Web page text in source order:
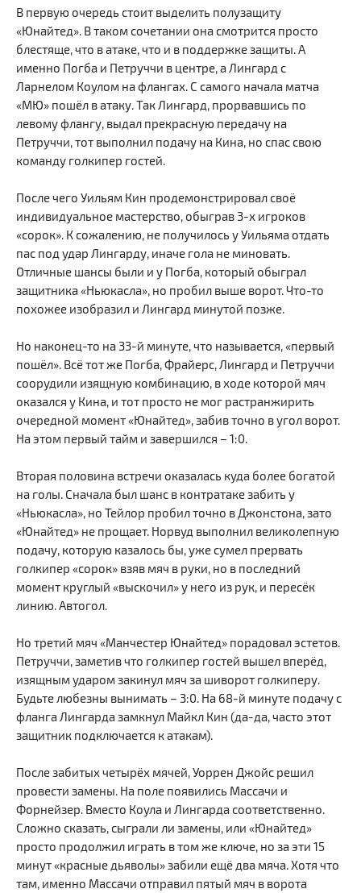
В первую очередь стоит выделить полузащиту
«Юнайтед». В таком сочетании она смотрится просто
блестяще, что в атаке, что и в поддержке защиты. А
именно Погба и Петруччи в центре, а Лингард с
Ларнелом Коулом на флангах. С самого начала матча
«МЮ» пошёл в атаку. Так Лингард, прорвавшись по
левому флангу, выдал прекрасную передачу на
Петруччи, тот выполнил подачу на Кина, но спас свою
команду голкипер гостей.
После чего Уильям Кин продемонстрировал своё
индивидуальное мастерство, обыграв 3-х игроков
«сорок». К сожалению, не получилось у Уильяма отдать
пас под удар Лингарду, иначе гола не миновать.
Отличные шансы были и у Погба, который обыграл
защитника «Ньюкасла», но пробил выше ворот. Что-то
похожее изобразил и Лингард минутой позже.
Но наконец-то на 33-й минуте, что называется, «первый
пошёл». Всё тот же Погба, Фрайерс, Лингард и Петруччи
соорудили изящную комбинацию, в ходе которой мяч
оказался у Кина, и тот просто не мог растранжирить
очередной момент «Юнайтед», забив точно в угол ворот.
На этом первый тайм и завершился – 1:0.
Вторая половина встречи оказалась куда более богатой
на голы. Сначала был шанс в контратаке забить у
«Ньюкасла», но Тейлор пробил точно в Джонстона, зато
«Юнайтед» не прощает. Норвуд выполнил великолепную
подачу, которую казалось бы, уже сумел прервать
голкипер «сорок» взяв мяч в руки, но в последний
момент круглый «выскочил» у него из рук, и пересёк
линию. Автогол.
Но третий мяч «Манчестер Юнайтед» порадовал эстетов.
Петруччи, заметив что голкипер гостей вышел вперёд,
изящным ударом закинул мяч за шиворот голкиперу.
Будьте любезны вынимать – 3:0. На 68-й минуте подачу с
фланга Лингарда замкнул Майкл Кин (да-да, часто этот
защитник подключается к атакам).
После забитых четырёх мячей, Уоррен Джойс решил
провести замены. На поле появились Массачи и
Форнейзер. Вместо Коула и Лингарда соответственно.
Сложно сказать, сыграли ли замены, или «Юнайтед»
просто продолжил играть в том же ключе, но за эти 15
минут «красные дьяволы» забили ещё два мяча. Хотя что
там, именно Массачи отправил пятый мяч в ворота